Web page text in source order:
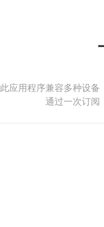
此应用程序兼容多种设备
通过一次订阅